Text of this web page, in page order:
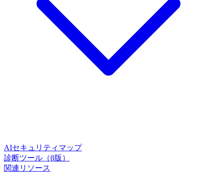
AIセキュリティマップ
診断ツール（β版）
関連リソース